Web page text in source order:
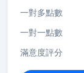
一對多點數
一對一點數
滿意度評分